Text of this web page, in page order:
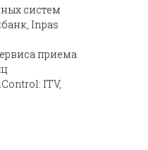
систем
Inpas
приема
ITV,